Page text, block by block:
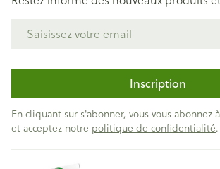
Inscription
En cliquant sur s'abonner, vous vous abonnez
et acceptez notre politique de confidentialité.